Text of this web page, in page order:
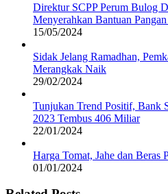
Direktur SCPP Perum Bulog
Menyerahkan Bantuan
15/05/2024
Sidak Jelang Ramadhan,
Merangkak Naik
29/02/2024
Tunjukan Trend Positif, Bank
2023 Tembus 406 Miliar
22/01/2024
Harga Tomat, Jahe dan Beras
01/01/2024